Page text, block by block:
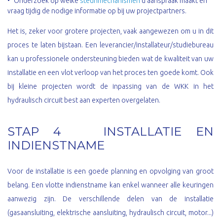
vraag tijdig de nodige informatie op bij uw projectpartners.
Het is, zeker voor grotere projecten, vaak aangewezen om u in dit
proces te laten bijstaan. Een leverancier/­installateur/­studiebureau
kan u professionele ondersteuning bieden wat de kwaliteit van uw
installatie en een vlot verloop van het proces ten goede komt. Ook
bij kleine projecten wordt de inpassing van de WKK in het
hydraulisch circuit best aan experten overgelaten.
STAP 4 INSTALLATIE EN
INDIENSTNAME
Voor de installatie is een goede planning en opvolging van groot
belang. Een vlotte indienstname kan enkel wanneer alle keuringen
aanwezig zijn. De verschillende delen van de installatie
(gasaansluiting, elektrische aansluiting, hydraulisch circuit, motor...)